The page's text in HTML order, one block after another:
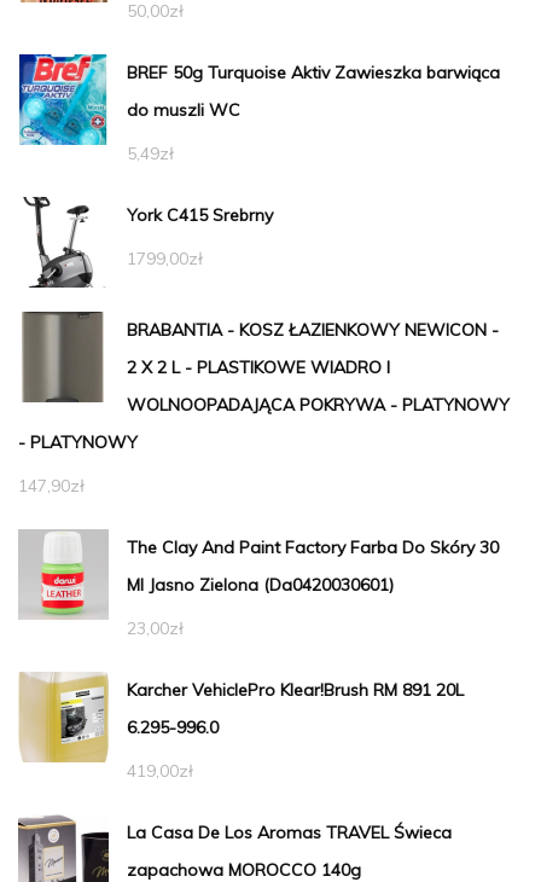
50,00zł
BREF 50g Turquoise Aktiv Zawieszka barwiąca
do muszli WC
5,49zł
York C415 Srebrny
1799,00zł
BRABANTIA - KOSZ ŁAZIENKOWY NEWICON -
2 X 2 L - PLASTIKOWE WIADRO I
WOLNOOPADAJĄCA POKRYWA - PLATYNOWY
- PLATYNOWY
147,90zł
The Clay And Paint Factory Farba Do Skóry 30
Ml Jasno Zielona (Da0420030601)
23,00zł
Karcher VehiclePro Klear!Brush RM 891 20L
6.295-996.0
419,00zł
La Casa De Los Aromas TRAVEL Świeca
zapachowa MOROCCO 140g